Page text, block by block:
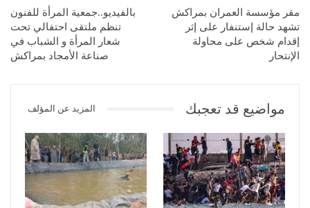
مقر مؤسسة العمران بمراكش
تشهد حالة إستنفار على إثر
إقدام شخص على محاولة
الإنتحار
بالفيديو..جمعية المرأة للفنون
تنظم ملتقى احتفالي تحت
شعار المرأة و الشباب في
صناعة الأمجاد بمراكش
مواضيع قد تعجبك المزيد عن المؤلف